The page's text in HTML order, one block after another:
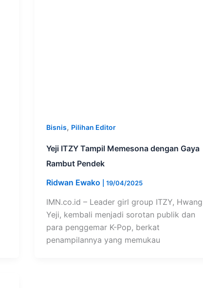
Bisnis, Pilihan Editor
Yeji ITZY Tampil Memesona dengan Gaya
Rambut Pendek
Ridwan Ewako
19/04/2025
IMN.co.id – Leader girl group ITZY, Hwang
Yeji, kembali menjadi sorotan publik dan
para penggemar K-Pop, berkat
penampilannya yang memukau